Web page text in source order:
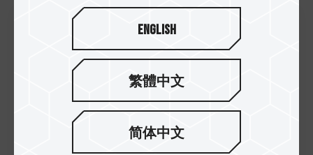
十銓科技 2024 年 9 月單月營收 11.86
億元 前三季合併營收為 166.72 億元
超越 2023 全年
English
繁體中文
简体中文